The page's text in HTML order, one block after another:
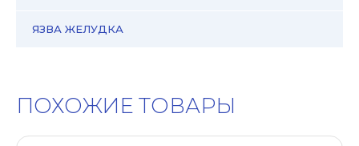
ЯЗВА ЖЕЛУДКА
ПОХОЖИЕ ТОВАРЫ